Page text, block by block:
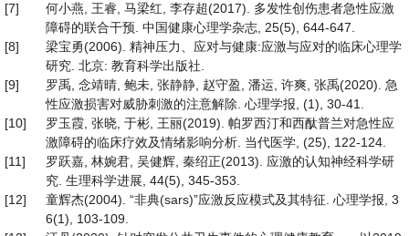
[7]
何小燕, 王睿, 马梁红, 李存超(2017). 多发性创伤患者急性应激
障碍的联合干预. 中国健康心理学杂志, 25(5), 644-647.
[8]
梁宝勇(2006). 精神压力、应对与健康:应激与应对的临床心理学
研究. 北京: 教育科学出版社.
[9]
罗禹, 念靖晴, 鲍未, 张静静, 赵守盈, 潘运, 许爽, 张禹(2020). 急
性应激损害对威胁刺激的注意解除. 心理学报, (1), 30-41.
[10]
罗玉霞, 张晓, 于彬, 王丽(2019). 帕罗西汀和西酞普兰对急性应
激障碍的临床疗效及情绪影响分析. 当代医学, (25), 122-124.
[11]
罗跃嘉, 林婉君, 吴健辉, 秦绍正(2013). 应激的认知神经科学研
究. 生理科学进展, 44(5), 345-353.
[12]
童辉杰(2004). “非典(sars)”应激反应模式及其特征. 心理学报, 3
6(1), 103-109.